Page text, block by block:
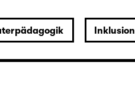
Inklusion